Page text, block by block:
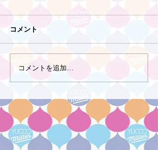
コメント
コメントを追加…